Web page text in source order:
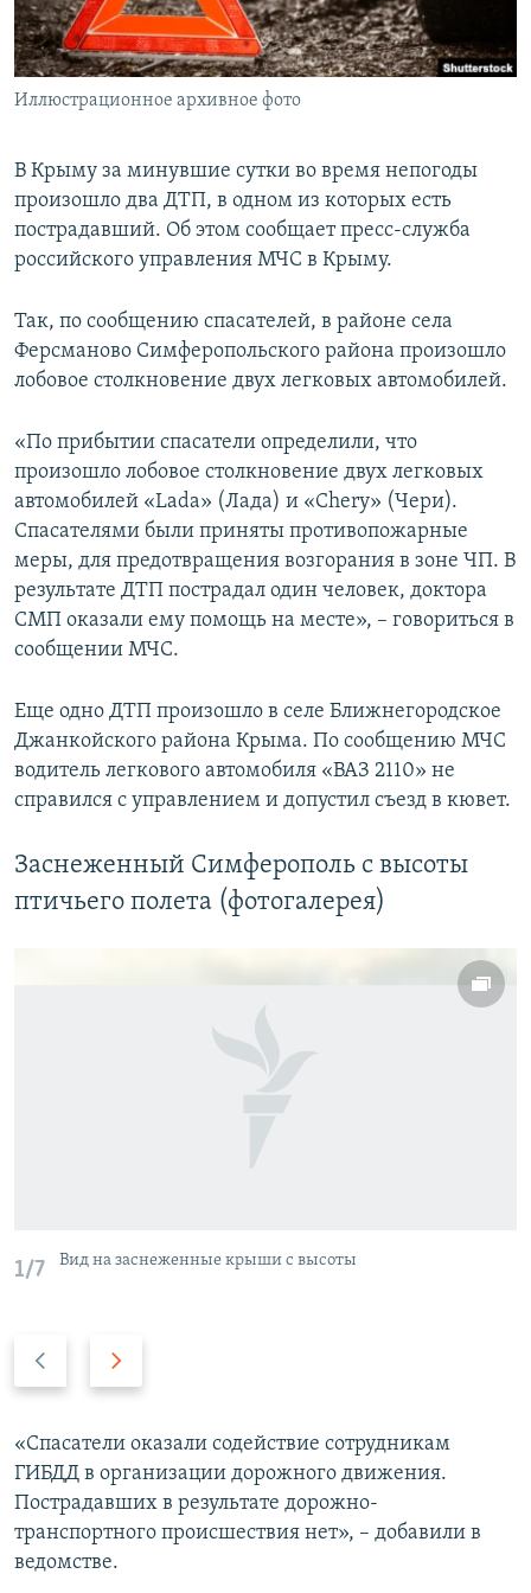
ПОБЕДИТЕЛЕЙ НЕ СУДЯТ?
КРЫМ.НЕПОКОРЕННЫЙ
ELIFBE
ПРИСОЕДИНЯЙТЕСЬ!
Все сайты RFE/RL
Иллюстрационное архивное фото
В Крыму за минувшие сутки во время непогоды
произошло два ДТП, в одном из которых есть
пострадавший. Об этом сообщает пресс-служба
российского управления МЧС в Крыму.
Так, по сообщению спасателей, в районе села
Ферсманово Симферопольского района произошло
лобовое столкновение двух легковых автомобилей.
«По прибытии спасатели определили, что
произошло лобовое столкновение двух легковых
автомобилей «Lada» (Лада) и «Chery» (Чери).
Спасателями были приняты противопожарные
меры, для предотвращения возгорания в зоне ЧП. В
результате ДТП пострадал один человек, доктора
СМП оказали ему помощь на месте», – говориться в
сообщении МЧС.
Еще одно ДТП произошло в селе Ближнегородское
Джанкойского района Крыма. По сообщению МЧС
водитель легкового автомобиля «ВАЗ 2110» не
справился с управлением и допустил съезд в кювет.
Заснеженный Симферополь с высоты
птичьего полета (фотогалерея)
1/7 Вид на заснеженные крыши с высоты
д
ы
д
у
щ
д
у
ю
щ
и
«Спасатели оказали содействие сотрудникам
ГИБДД в организации дорожного движения.
Пострадавших в результате дорожно-
транспортного происшествия нет», – добавили в
ведомстве.